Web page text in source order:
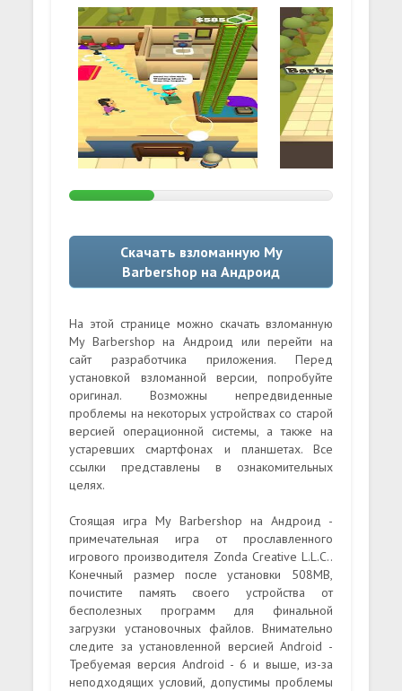
Скачать взломанную My
Barbershop на Андроид
На этой странице можно скачать взломанную
My Barbershop на Андроид или перейти на
сайт разработчика приложения. Перед
установкой взломанной версии, попробуйте
оригинал. Возможны непредвиденные
проблемы на некоторых устройствах со старой
версией операционной системы, а также на
устаревших смартфонах и планшетах. Все
ссылки представлены в ознакомительных
целях.
Стоящая игра My Barbershop на Андроид -
примечательная игра от прославленного
игрового производителя Zonda Creative L.L.C..
Конечный размер после установки 508MB,
почистите память своего устройства от
бесполезных программ для финальной
загрузки установочных файлов. Внимательно
следите за установленной версией Android -
Требуемая версия Android - 6 и выше, из-за
неподходящих условий, допустимы проблемы